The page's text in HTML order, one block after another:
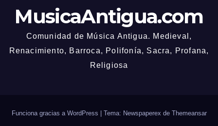
MusicaAntigua.com
Comunidad de Música Antigua. Medieval,
Renacimiento, Barroca, Polifonía, Sacra, Profana,
Religiosa
Funciona gracias a WordPress Tema: Newspaperex de Themeansar